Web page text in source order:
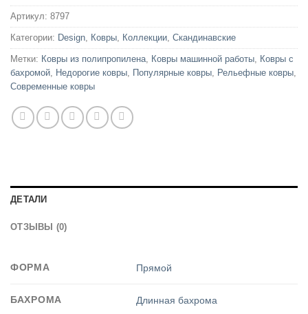
Артикул: 8797
Категории: Design Ковры Коллекции Скандинавские
Метки: Ковры из полипропилена Ковры машинной работы
Ковры с
бахромой
Недорогие ковры Популярные ковры Рельефные ковры
Современные ковры
ДЕТАЛИ
ОТЗЫВЫ (0)
ФОРМА Прямой
БАХРОМА Длинная бахрома